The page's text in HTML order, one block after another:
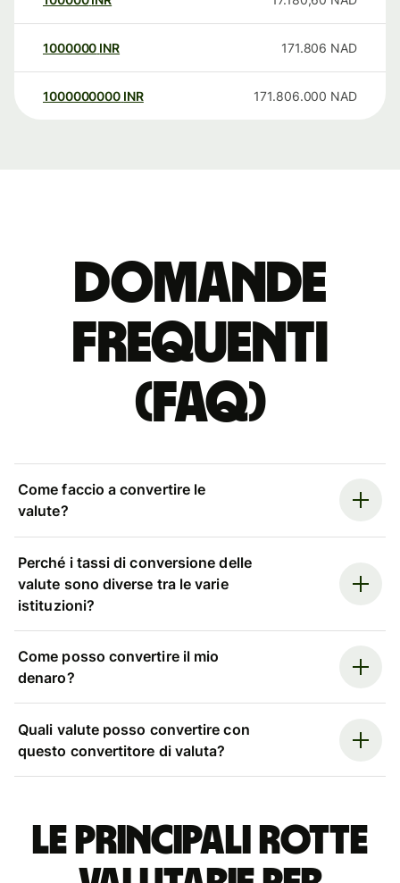
1000000 INR 171.806 NAD
1000000000 INR 171.806.000 NAD
Domande
Frequenti
(FAQ)
Come faccio a convertire le
valute?
Perché i tassi di conversione delle
valute sono diverse tra le varie
istituzioni?
Come posso convertire il mio
denaro?
Quali valute posso convertire con
questo convertitore di valuta?
Le principali rotte